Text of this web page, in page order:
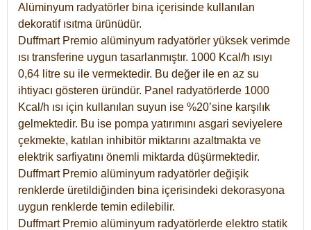
Alüminyum radyatörler bina içerisinde kullanılan
dekoratif ısıtma ürünüdür.
Duffmart Premio alüminyum radyatörler yüksek verimde
ısı transferine uygun tasarlanmıştır. 1000 Kcal/h ısıyı
0,64 litre su ile vermektedir. Bu değer ile en az su
ihtiyacı gösteren üründür. Panel radyatörlerde 1000
Kcal/h ısı için kullanılan suyun ise %20’sine karşılık
gelmektedir. Bu ise pompa yatırımını asgari seviyelere
çekmekte, katılan inhibitör miktarını azaltmakta ve
elektrik sarfiyatını önemli miktarda düşürmektedir.
Duffmart Premio alüminyum radyatörler değişik
renklerde üretildiğinden bina içerisindeki dekorasyona
uygun renklerde temin edilebilir.
Duffmart Premio alüminyum radyatörlerde elektro statik